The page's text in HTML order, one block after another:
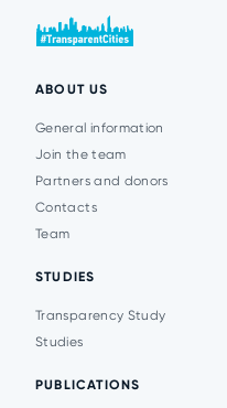
ABOUT US
General information
Join the team
Partners and donors
Contacts
Team
STUDIES
Transparency Study
Studies
PUBLICATIONS